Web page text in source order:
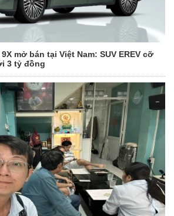
mở bán tại Việt Nam: SUV EREV cỡ
3 tỷ đồng